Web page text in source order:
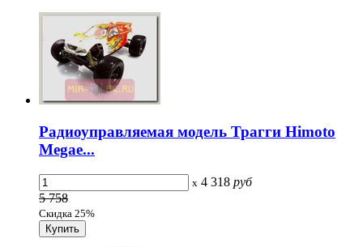
Радиоуправляемая модель Трагги Himoto
Megae...
x 4 318 руб
5 758
Скидка 25%